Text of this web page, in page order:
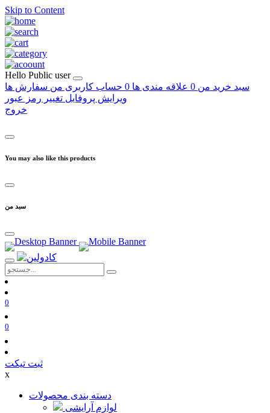
Skip to Content
Hello Public user
سبد خرید من 0 علاقه مندی ها 0 حساب کاربری من سفارش ها
ویرایش پروفایل تغییر رمز عبور
خروج
You may also like this products
سبد من
0
0
ثبت تیکت
x
دسته بندی محصولات
لوازم آرایشی